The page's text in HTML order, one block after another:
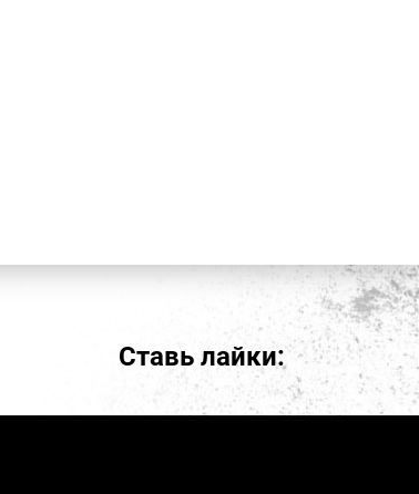
Ставь лайки: